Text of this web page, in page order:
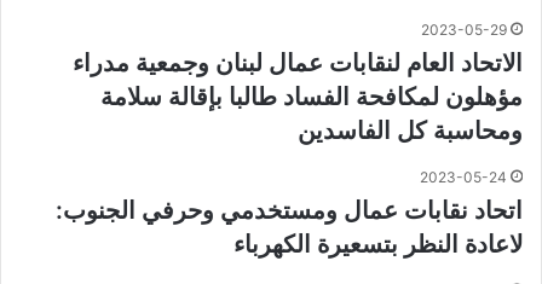
2023-05-29
الاتحاد العام لنقابات عمال لبنان وجمعية مدراء
مؤهلون لمكافحة الفساد طالبا بإقالة سلامة
ومحاسبة كل الفاسدين
2023-05-24
اتحاد نقابات عمال ومستخدمي وحرفي الجنوب:
لاعادة النظر بتسعيرة الكهرباء